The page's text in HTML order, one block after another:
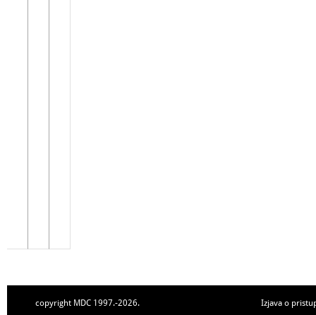
copyright MDC 1997.-2026. Izjava o